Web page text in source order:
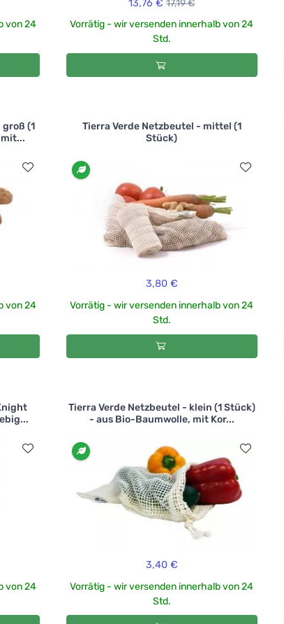
von 24
13,76 € 17,19 €
Vorrätig - wir versenden innerhalb von 24
Std.
(1
von 24
Tierra Verde Netzbeutel - mittel (1
Stück)
3,80 €
Vorrätig - wir versenden innerhalb von 24
Std.
von 24
Tierra Verde Netzbeutel - klein (1 Stück)
- aus Bio-Baumwolle, mit Kor...
3,40 €
Vorrätig - wir versenden innerhalb von 24
Std.